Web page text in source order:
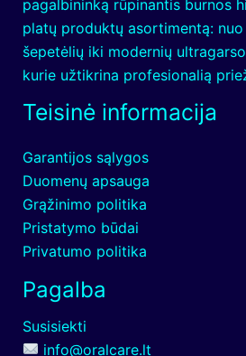
pagalbininką rūpinantis burnos
platų produktų asortimentą:
šepetėlių iki modernių
kurie užtikrina profesionalią
Teisinė informacija
Garantijos sąlygos
Duomenų apsauga
Grąžinimo politika
Pristatymo būdai
Privatumo politika
Pagalba
Susisiekti
info@oralcare.lt